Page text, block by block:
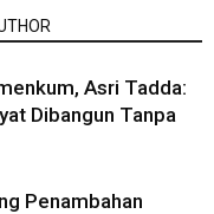
Asri Tadda:
Dibangun Tanpa
Penambahan